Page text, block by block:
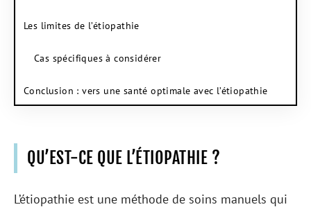
Les limites de l’étiopathie
Cas spécifiques à considérer
Conclusion : vers une santé optimale avec l’étiopathie
QU’EST-CE QUE L’ÉTIOPATHIE ?
L’étiopathie est une méthode de soins manuels qui